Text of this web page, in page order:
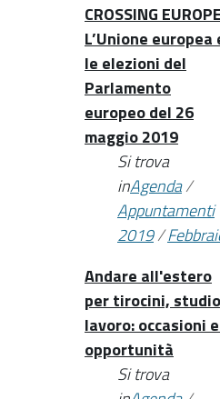
CROSSING
L’Unione europea
le elezioni del
Parlamento
europeo del 26
maggio 2019
Si trova
inAgenda/
Appuntamenti
2019/
Andare all'estero
per tirocini,
lavoro: occasioni
opportunità
Si trova